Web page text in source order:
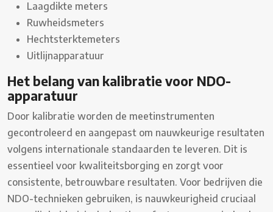
Laagdikte meters
Ruwheidsmeters
Hechtsterktemeters
Uitlijnapparatuur
Het belang van kalibratie voor NDO-
apparatuur
Door kalibratie worden de meetinstrumenten
gecontroleerd en aangepast om nauwkeurige resultaten
volgens internationale standaarden te leveren. Dit is
essentieel voor kwaliteitsborging en zorgt voor
consistente, betrouwbare resultaten. Voor bedrijven die
NDO-technieken gebruiken, is nauwkeurigheid cruciaal